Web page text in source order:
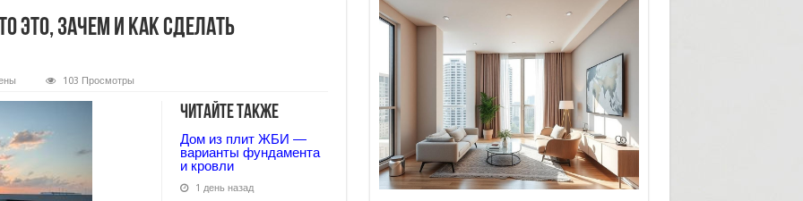
это, зачем и как сделать
103 Просмотры
Читайте также
Дом из плит ЖБИ —
варианты фундамента
и кровли
1 день назад